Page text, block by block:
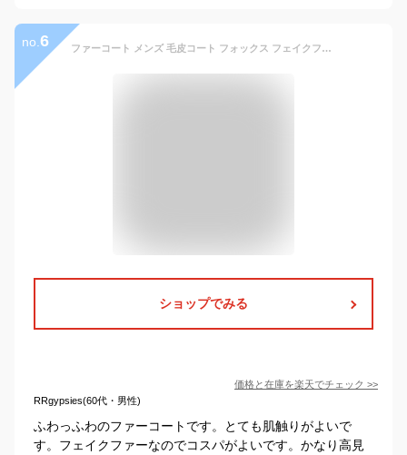
no. 6 ファーコート メンズ 毛皮コート フォックス フェイクファー ショート丈 カジュアル 冬 大きいサイズ 防寒 もこもこ お洒落 アウター 冬新作 送料無料
ショップでみる
価格と在庫を楽天でチェック >>
RRgypsies(60代・男性)
ふわっふわのファーコートです。とても肌触りがよいで
す。フェイクファーなのでコスパがよいです。かなり高見